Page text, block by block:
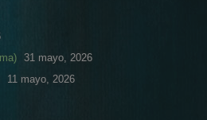
31 mayo, 2026
11 mayo, 2026